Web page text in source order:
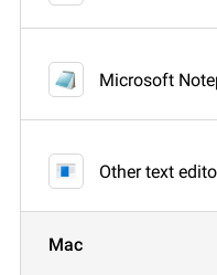
Microsoft
Other text
Mac